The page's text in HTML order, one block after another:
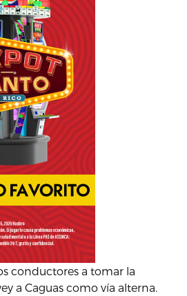
conductores a tomar la
a Caguas como vía alterna.